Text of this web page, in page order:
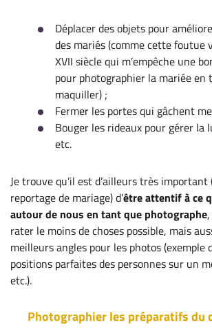
Déplacer des objets pour
des mariés (comme cette foutue
XVII siècle qui m’empêche une
pour photographier la mariée en
maquiller) ;
Fermer les portes qui gâchent
Bouger les rideaux pour gérer la
etc.
Je trouve qu’il est d’ailleurs très important
reportage de mariage) d’être attentif à ce
autour de nous en tant que photographe
rater le moins de choses possible, mais
meilleurs angles pour les photos (exemple
positions parfaites des personnes sur un
etc.).
Photographier les préparatifs du